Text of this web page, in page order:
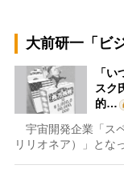
大前研一「ビ
「
スク
的…
宇宙開発企業「ス
リリオネア）」とな